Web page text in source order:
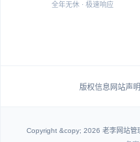
全年无休 · 极速响应
版权信息网站声明
Copyright &copy; 2026 老李网站管